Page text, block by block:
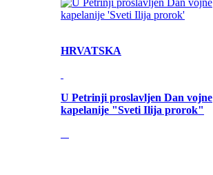
HRVATSKA
U Petrinji proslavljen Dan vojne
kapelanije "Sveti Ilija prorok"